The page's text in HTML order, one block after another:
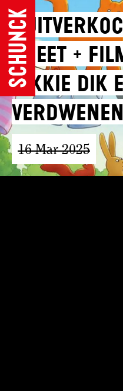
Greet +
Dikkie Dik
16 Mar 2025